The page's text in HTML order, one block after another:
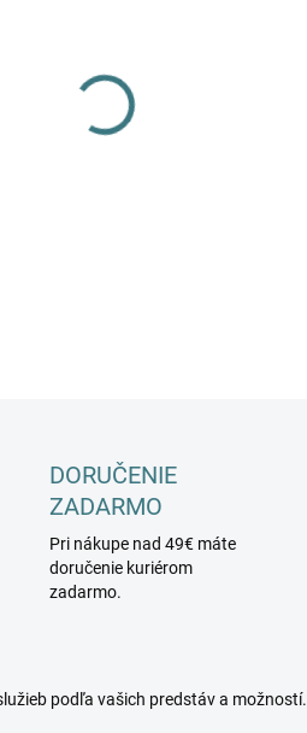
DETAILNÉ INFORMÁCIE
DORUČENIE
ZADARMO
Pri nákupe nad 49€ máte
doručenie kuriérom
zadarmo.
podľa vašich predstáv a možností.